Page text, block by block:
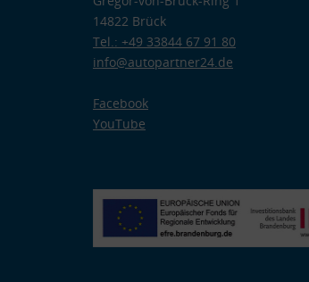
14822 Brück
Tel.: +49 33844 67 91 80
info@autopartner24.de
Facebook
YouTube